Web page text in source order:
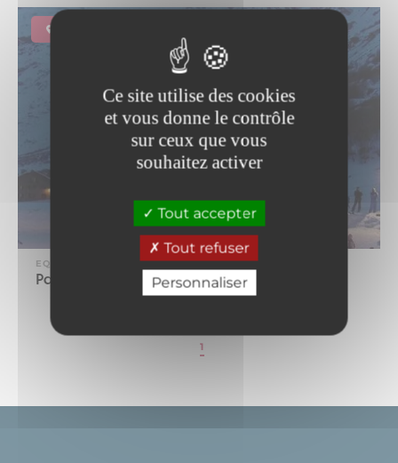
Ce site utilise des cookies
et vous donne le contrôle
sur ceux que vous
souhaitez activer
Tout accepter
Tout refuser
Personnaliser
EQUIPEMENT
Patinoire naturelle
1